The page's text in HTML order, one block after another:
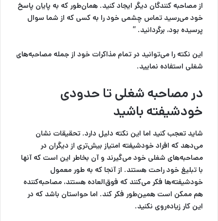
از مصاحبه کنندگان دیگر ایجاد کنید. همان‌طور که به پایان پاسخ
خود می‌رسید تماس چشمی خود را به کسی که از شما سوال
پرسیده بود، برگردانید. ”
این نکته را می‌توانید در تمام مذاکرات خود از جمله مصاحبه‌های
شغلی استفاده نمایید.
در مصاحبه شغلی تا حدودی
خودشیفته باشید
شاید تعجب کنید اما این نکته دلیل دارد. تحقیقات نشان
می‌دهد که افراد خودشیفته امتیاز بیش‌تری از دیگران در
مصاحبه‌های شغلی خود می‌گیرند و آن بخاطر این است که آنها
با تبلیغ خود راحت هستند. از آنجا که به طور معمول
خودشیفته‌ها فکر می‌کنند که فوق‌العاده هستند، مصاحبه‌کننده
هم ممکن است همین‌طور فکر کند. اما حواستان باشد که در
این کار زیاده‌روی نکنید.